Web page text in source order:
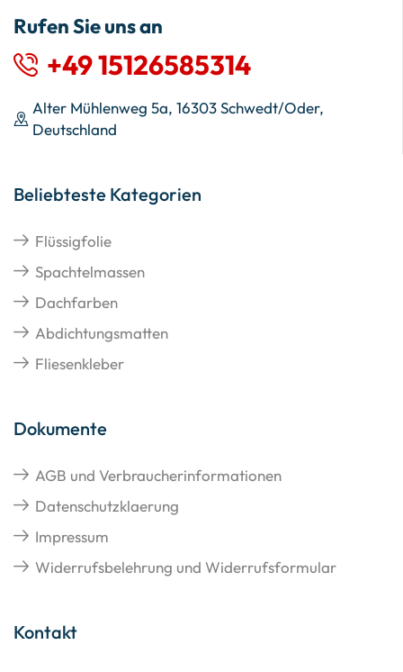
Rufen Sie uns an
+49 15126585314
Alter Mühlenweg 5a, 16303 Schwedt/Oder,
Deutschland
Beliebteste Kategorien
Flüssigfolie
Spachtelmassen
Dachfarben
Abdichtungsmatten
Fliesenkleber
Dokumente
AGB und Verbraucherinformationen
Datenschutzklaerung
Impressum
Widerrufsbelehrung und Widerrufsformular
Kontakt